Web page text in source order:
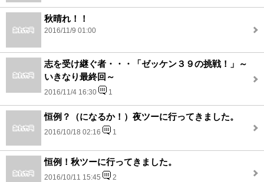
秋晴れ！！
2016/11/9 01:00
志を受け継ぐ者・・・「ゼッケン３９の挑戦！」～
いきなり最終回～
2016/11/4 16:30 1
恒例？（になるか！）夜ツーに行ってきました。
2016/10/18 02:16 1
恒例！秋ツーに行ってきました。
2016/10/11 15:45 2